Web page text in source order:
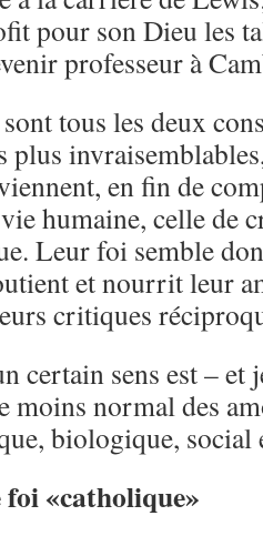
pour son Dieu les
professeur à
tous les deux
plus
en fin de
humaine, celle de
Leur foi semble
et nourrit leur
critiques
certain sens est – et
moins normal des
biologique, social
«catholique»